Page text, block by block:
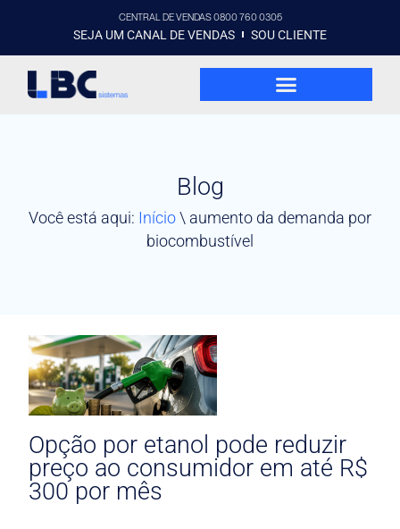
CENTRAL DE VENDAS 0800 760 0305
SEJA UM CANAL DE VENDAS SOU CLIENTE
Blog
Você está aqui: Início\ aumento da demanda por
biocombustível
Opção por etanol pode reduzir
preço ao consumidor em até R$
300 por mês